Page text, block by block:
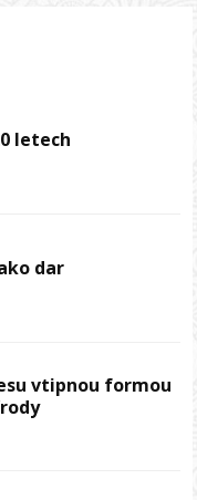
letech
dar
vtipnou formou